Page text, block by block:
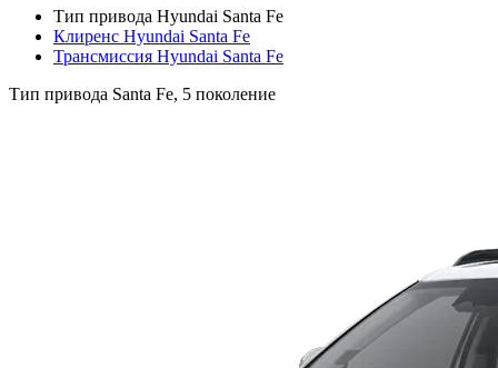
Тип привода Hyundai Santa Fe
Клиренс Hyundai Santa Fe
Трансмиссия Hyundai Santa Fe
Тип привода Santa Fe, 5 поколение